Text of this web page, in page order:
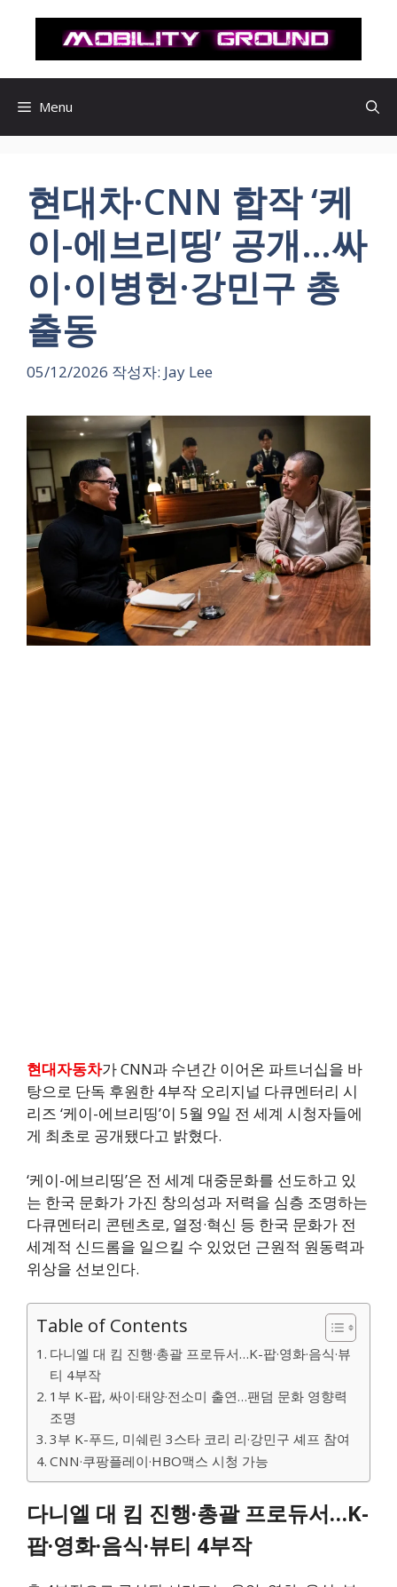
로
Menu
현대차·CNN 합작 ‘케
이-에브리띵’ 공개…싸
이·이병헌·강민구 총
출동
05/12/2026 작성자: Jay Lee
현대자동차가 CNN과 수년간 이어온 파트너십을 바
탕으로 단독 후원한 4부작 오리지널 다큐멘터리 시
리즈 ‘케이-에브리띵’이 5월 9일 전 세계 시청자들에
게 최초로 공개됐다고 밝혔다.
‘케이-에브리띵’은 전 세계 대중문화를 선도하고 있
는 한국 문화가 가진 창의성과 저력을 심층 조명하는
다큐멘터리 콘텐츠로, 열정·혁신 등 한국 문화가 전
세계적 신드롬을 일으킬 수 있었던 근원적 원동력과
위상을 선보인다.
Table of Contents
다니엘 대 킴 진행·총괄 프로듀서…K-팝·영화·음식·뷰
티 4부작
1부 K-팝, 싸이·태양·전소미 출연…팬덤 문화 영향력
조명
3부 K-푸드, 미쉐린 3스타 코리 리·강민구 셰프 참여
CNN·쿠팡플레이·HBO맥스 시청 가능
다니엘 대 킴 진행·총괄 프로듀서…K-
팝·영화·음식·뷰티 4부작